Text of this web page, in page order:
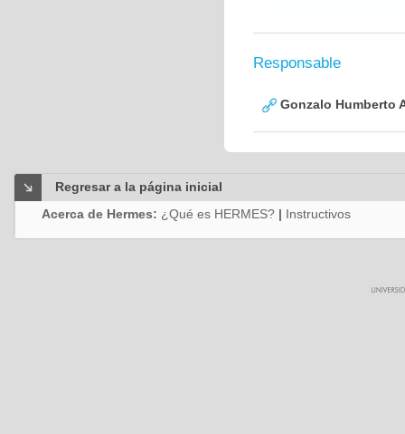
Responsable
Gonzalo Humberto
Regresar a la página inicial
Acerca de Hermes: ¿Qué es HERMES? | Instructivos